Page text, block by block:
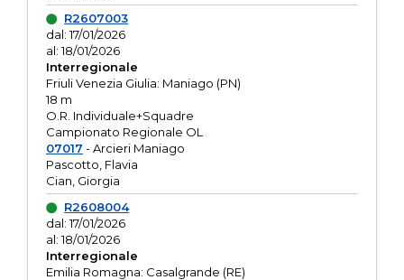
R2607003
dal: 17/01/2026
al: 18/01/2026
Interregionale
Friuli Venezia Giulia: Maniago (PN)
18 m
O.R. Individuale+Squadre
Campionato Regionale OL
07017 - Arcieri Maniago
Pascotto, Flavia
Cian, Giorgia
R2608004
dal: 17/01/2026
al: 18/01/2026
Interregionale
Emilia Romagna: Casalgrande (RE)